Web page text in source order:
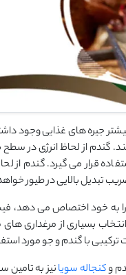
بیشتر جیره های غذایی وجود
گندم از لحاظ انرژی در سطح
قرار می گیرد. گندم از
تبدیل بالایی در طیور
به خود اختصاص می دهد،
بسیاری از مرغداری
با گندم و جو مورد
وکنجاله سویانیز به تامین